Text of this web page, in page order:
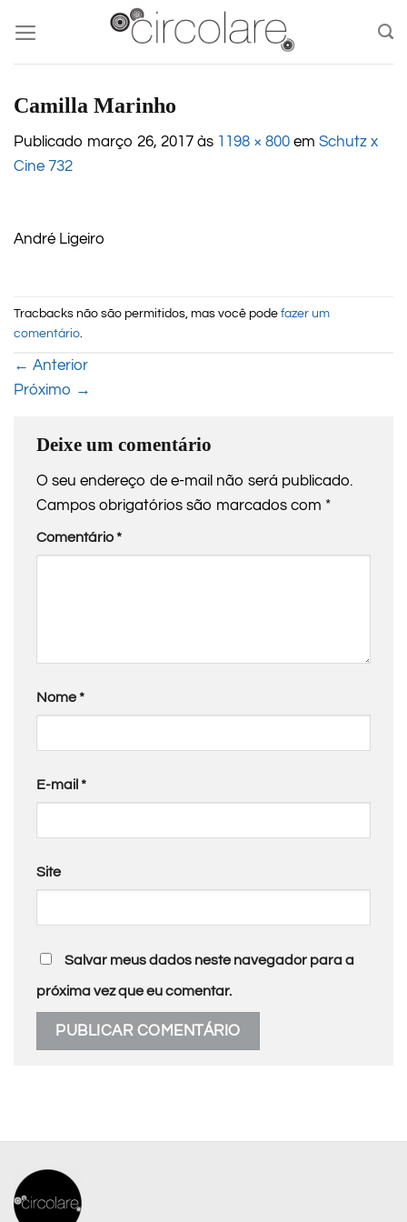
content
Camilla Marinho
Publicado março 26, 2017 às 1198 × 800 em Schutz x
Cine 732
André Ligeiro
Tracbacks não são permitidos, mas você pode fazer um
comentário.
← Anterior
Próximo →
Deixe um comentário
O seu endereço de e-mail não será publicado.
Campos obrigatórios são marcados com *
Comentário*
Nome*
E-mail *
Site
Salvar meus dados neste navegador para a
próxima vez que eu comentar.